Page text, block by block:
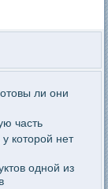
ли они
часть
которой нет
одной из